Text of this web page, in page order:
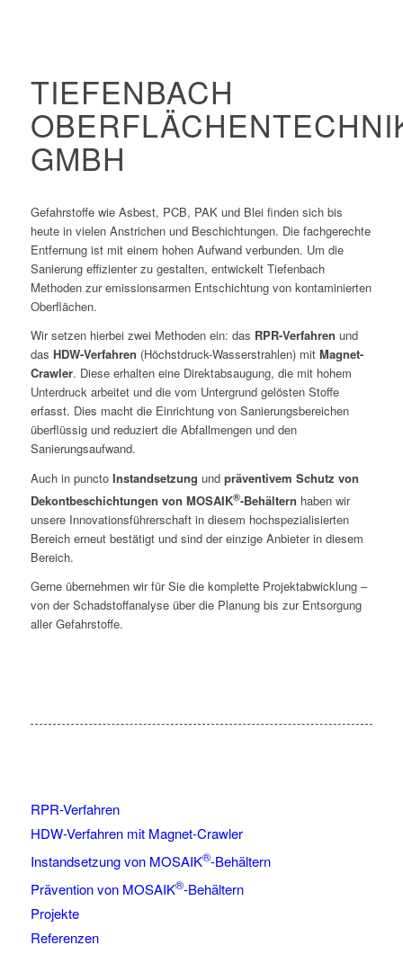
TIEFENBACH
GMBH
Gefahrstoffe wie Asbest, PCB, PAK und Blei finden sich bis
heute in vielen Anstrichen und Beschichtungen. Die fachgerechte
Entfernung ist mit einem hohen Aufwand verbunden. Um die
Sanierung effizienter zu gestalten, entwickelt Tiefenbach
Methoden zur emissionsarmen Entschichtung von kontaminierten
Oberflächen.
Wir setzen hierbei zwei Methoden ein: das RPR-Verfahren und
das HDW-Verfahren (Höchstdruck-Wasserstrahlen) mit Magnet-
Crawler. Diese erhalten eine Direktabsaugung, die mit hohem
Unterdruck arbeitet und die vom Untergrund gelösten Stoffe
erfasst. Dies macht die Einrichtung von Sanierungsbereichen
überflüssig und reduziert die Abfallmengen und den
Sanierungsaufwand.
Auch in puncto Instandsetzung und präventivem Schutz von
Dekontbeschichtungen von MOSAIK®-Behältern haben wir
unsere Innovationsführerschaft in diesem hochspezialisierten
Bereich erneut bestätigt und sind der einzige Anbieter in diesem
Bereich.
Gerne übernehmen wir für Sie die komplette Projektabwicklung –
von der Schadstoffanalyse über die Planung bis zur Entsorgung
aller Gefahrstoffe.
RPR-Verfahren
HDW-Verfahren mit Magnet-Crawler
Instandsetzung von MOSAIK®-Behältern
Prävention von MOSAIK®-Behältern
Projekte
Referenzen